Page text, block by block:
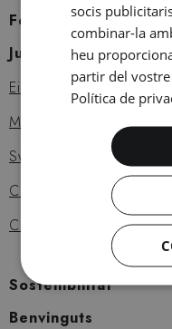
Fotos i Vídeos
Just around The
Eixample
Mercat del Ninot
Sweet BCN
Cócteles BCN
Cerveses Artesanes
Sostenibilitat
Benvinguts
socis
combinar-la
heu
partir del vostre
Política de